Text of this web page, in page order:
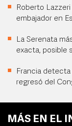
Roberto
embajador en
La Serenata
exacta, posible
Francia
regresó del
MÁS EN EL